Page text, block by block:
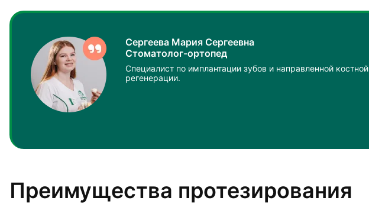
Сергеева Мария Сергеевна
Стоматолог-ортопед
Специалист по имплантации зубов и направленной костной
регенерации.
Преимущества протезирования